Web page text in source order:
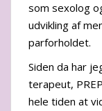
som sexolog
udvikling af
parforholdet.
Siden da har
terapeut,
hele tiden at